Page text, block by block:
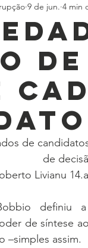
Rádio
de
9 de jun. 4 min
de
de
Livianu
definiu a
de síntese
–simples assim.